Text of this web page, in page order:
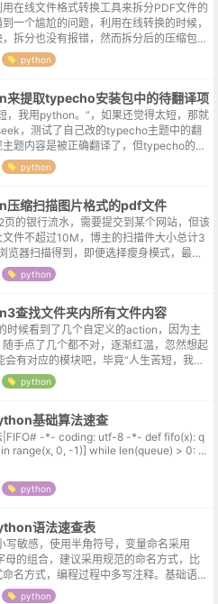
在线文件格式转换工具来拆分PDF文件的
一个尴尬的问题，利用在线转换的时候，
拆分也没有报错，然而拆分后的压缩包总
速度却只有可怜的30k，这就有点不能忍
进度条第一次报...
python
来提取typecho安装包中的待翻译项
，我用python。”，如果还觉得太短，那就
，测试了自己改的typecho主题中的翻
题内容是被正确翻译了，但typecho的界
，这些待翻译内容分布在typehco系统文
python
缩扫描图片格式的pdf文件
页的银行流水，需要提交到某个网站，但该
件不超过10M，博主的扫描件大小总计3
览器扫描得到，即便选择瘦身模式，最终
30M。之前有找过压缩pdf的在线站点，
有提及，有兴...
python
查找文件夹内所有文件内容
时候看到了几个自定义的action，因为主
手点了几个都不对，逐渐红温，忽然想起
有对应的模块吧，毕竟“人生苦短，我用
说ai搜索这东西，方便确实是方便，一搜
程...
python
基础算法速查
-*- coding: utf-8 -*- def fifo(x): q
ueue=[i for i in range(x, 0, -1)] while len(queue) > 0: ...
python
语法速查表
写敏感，使用半角符号，变量命名采用
母的组合，建议采用规范的命名方式，比
名方式，编程过程中多写注释。基础语法
，浮点，字符串，逻辑值运算符号：+，
python